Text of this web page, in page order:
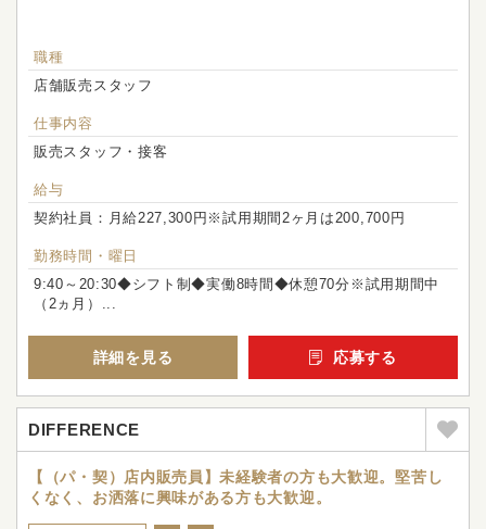
職種
店舗販売スタッフ
仕事内容
販売スタッフ・接客
給与
契約社員：月給227,300円※試用期間2ヶ月は200,700円
勤務時間・曜日
9:40～20:30◆シフト制◆実働8時間◆休憩70分※試用期間中
（2ヵ月）...
詳細を見る 応募する
DIFFERENCE
【（パ・契）店内販売員】未経験者の方も大歓迎。堅苦し
くなく、お洒落に興味がある方も大歓迎。